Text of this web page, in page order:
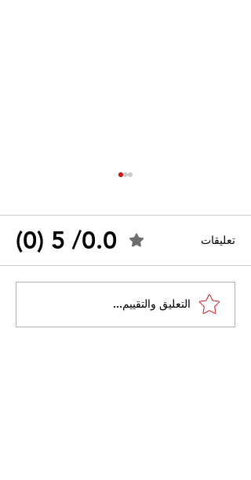
القضاء الإداري يقضي بحل
نقابة "كنابست"
تعليقات 0.0/ 5 (0)
التعليق والتقييم...